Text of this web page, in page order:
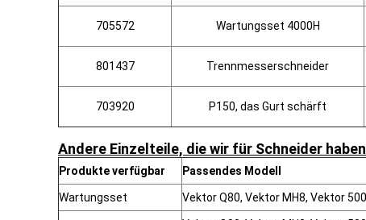
705572 Wartungsset 4000H
801437 Trennmesserschneider
703920 P150, das Gurt schärft
Andere Einzelteile, die wir für Schneider
Produkte verfügbar Passendes Modell
Wartungsset Vektor Q80, Vektor MH8, Vektor